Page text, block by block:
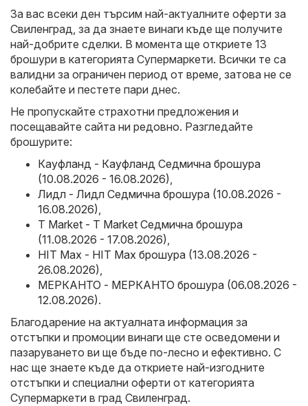
За вас всеки ден търсим най-актуалните оферти за
Свиленград, за да знаете винаги къде ще получите
най-добрите сделки. В момента ще откриете 13
брошури в категорията Супермаркети. Всички те са
валидни за ограничен период от време, затова не се
колебайте и пестете пари днес.
Не пропускайте страхотни предложения и
посещавайте сайта ни редовно. Разгледайте
брошурите:
Кауфланд - Кауфланд Седмична брошура
(10.08.2026 - 16.08.2026),
Лидл - Лидл Седмична брошура (10.08.2026 -
16.08.2026),
T Market - T Market Седмична брошура
(11.08.2026 - 17.08.2026),
HIT Max - HIT Max брошура (13.08.2026 -
26.08.2026),
МЕРКАНТО - МЕРКАНТО брошура (06.08.2026 -
12.08.2026).
Благодарение на актуалната информация за
отстъпки и промоции винаги ще сте осведомени и
пазаруването ви ще бъде по-лесно и ефективно. С
нас ще знаете къде да откриете най-изгодните
отстъпки и специални оферти от категорията
Супермаркети в град Свиленград.